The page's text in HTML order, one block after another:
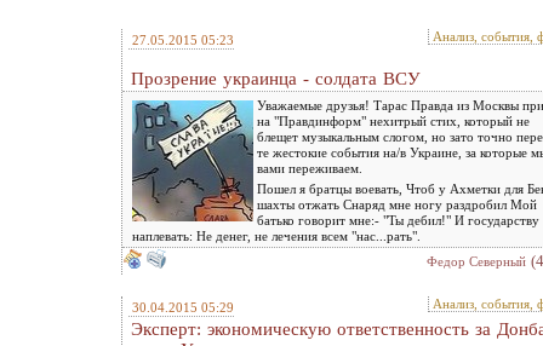
27.05.2015 05:23 Анализ, события,
Прозрение украинца - солдата ВСУ
Уважаемые друзья! Тарас Правда из Москвы
на "Правдинформ" нехитрый стих, который не
блещет музыкальным слогом, но зато точно
те жестокие события на/в Украине, за которые
вами переживаем.
Пошел я братцы воевать, Чтоб у Ахметки для
шахты отжать Снаряд мне ногу раздробил Мой
батько говорит мне:- "Ты дебил!" И государству
наплевать: Не денег, не лечения всем "нас...рать".
Федор Северный
30.04.2015 05:29 Анализ, события,
Эксперт: экономическую ответственность за